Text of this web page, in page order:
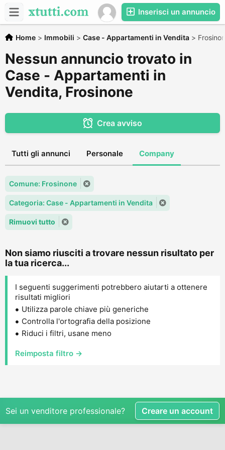
Inserisci un annuncio
Home > Immobili > Case - Appartamenti in Vendita >
Nessun annuncio trovato in
Case - Appartamenti in
Vendita, Frosinone
Crea avviso
Tutti gli annunci Personale Company
Comune: Frosinone
Categoria: Case - Appartamenti in Vendita
Rimuovi tutto
Non siamo riusciti a trovare nessun risultato per
la tua ricerca...
I seguenti suggerimenti potrebbero aiutarti a ottenere
risultati migliori
Utilizza parole chiave più generiche
Controlla l'ortografia della posizione
Riduci i filtri, usane meno
Reimposta filtro →
Sei un venditore professionale? Creare un account